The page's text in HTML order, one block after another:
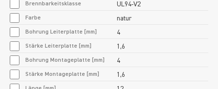
Brennbarkeitsklasse UL94-V2
Farbe natur
Bohrung Leiterplatte [mm] 4
Stärke Leiterplatte [mm] 1,6
Bohrung Montageplatte [mm] 4
Stärke Montageplatte [mm] 1,6